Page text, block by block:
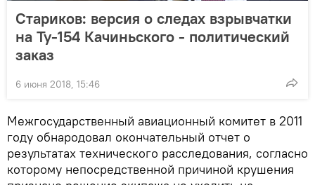
Стариков: версия о следах взрывчатки
на Ту-154 Качиньского - политический
заказ
6 июня 2018, 15:46
Межгосударственный авиационный комитет в 2011
году обнародовал окончательный отчет о
результатах технического расследования, согласно
которому непосредственной причиной крушения